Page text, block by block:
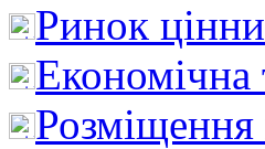
Ринок
Економічна